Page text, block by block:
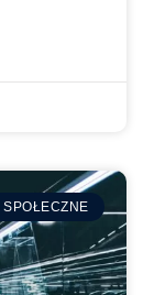
SPOŁECZNE